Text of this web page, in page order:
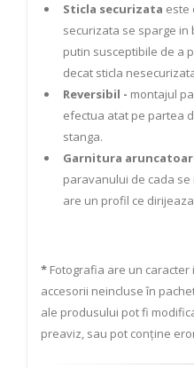
Sticla securizata este
securizata se sparge in
putin susceptibile de a
decat sticla
Reversibil - montajul
efectua atat pe partea
stanga.
Garnitura
paravanului de cada
are un profil ce
* Fotografia are un
accesorii neincluse în
ale produsului pot fi
preaviz, sau pot conține